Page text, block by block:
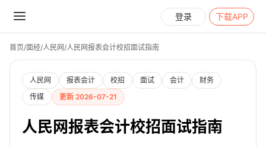
登录 下载APP
首页/面经/人民网/人民网报表会计校招面试指南
人民网 报表会计 校招 面试 会计
财务
传媒
更新 2026-07-21
人民网报表会计校招面试指南